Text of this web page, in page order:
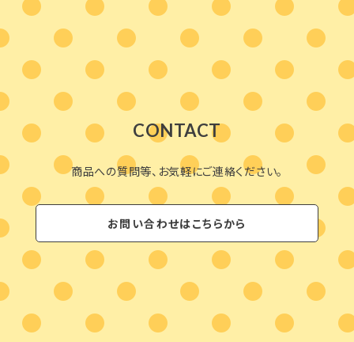
CONTACT
商品への質問等、お気軽にご連絡ください。
お問い合わせはこちらから